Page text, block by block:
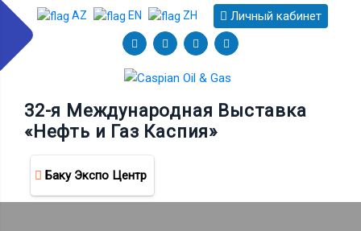
AZ EN ZH Личный кабинет
32-я Международная Выставка
«Нефть и Газ Каспия»
Баку Экспо Центр